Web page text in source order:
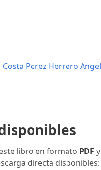
Costa Perez Herrero Angel
libro en formato PDF y
directa disponibles: